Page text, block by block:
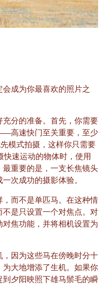
成为你最喜欢的照片之
分的准备。首先，你需要
高速快门至关重要，至少
模式拍摄，这样你只需要
快速运动的物体时，使用
重要的是，一支长焦镜头
次成功的摄影体验。
而不是单匹马。在这种情
是只设置一个对焦点。对
焦功能，并将相机设置为
，因为这些马在傍晚时分十
大地增添了生机。如果你
夕阳映照下雄马鬃毛的瞬